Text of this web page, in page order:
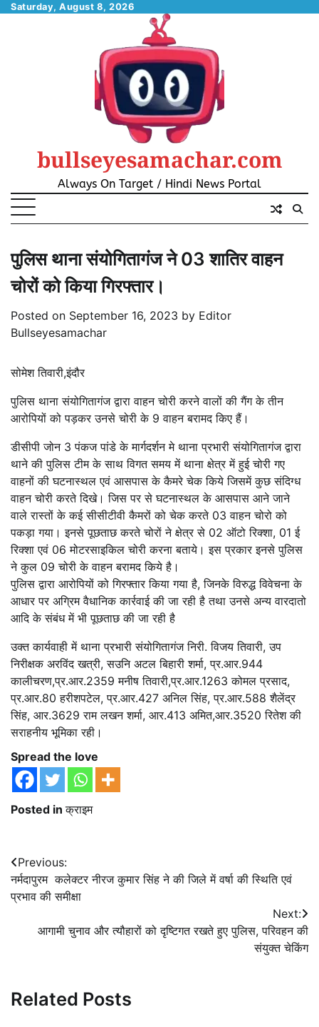
SkipSaturday, August 8, 2026
bullseyesamachar.com
Always On Target / Hindi News Portal
पुलिस थाना संयोगितागंज ने 03 शातिर वाहन
चोरों को किया गिरफ्तार।
Posted on September 16, 2023 by Editor
Bullseyesamachar
सोमेश तिवारी,इंदौर
पुलिस थाना संयोगितागंज द्वारा वाहन चोरी करने वालों की गैंग के तीन
आरोपियों को पड़कर उनसे चोरी के 9 वाहन बरामद किए हैं।
डीसीपी जोन 3 पंकज पांडे के मार्गदर्शन मे थाना प्रभारी संयोगितागंज द्वारा
थाने की पुलिस टीम के साथ विगत समय में थाना क्षेत्र में हुई चोरी गए
वाहनों की घटनास्थल एवं आसपास के कैमरे चेक किये जिसमें कुछ संदिग्ध
वाहन चोरी करते दिखे। जिस पर से घटनास्थल के आसपास आने जाने
वाले रास्तों के कई सीसीटीवी कैमरों को चेक करते 03 वाहन चोरो को
पकड़ा गया। इनसे पूछताछ करते चोरों ने क्षेत्र से 02 ऑटो रिक्शा, 01 ई
रिक्शा एवं 06 मोटरसाइकिल चोरी करना बताये। इस प्रकार इनसे पुलिस
ने कुल 09 चोरी के वाहन बरामद किये है।
पुलिस द्वारा आरोपियों को गिरफ्तार किया गया है, जिनके विरुद्ध विवेचना के
आधार पर अग्रिम वैधानिक कार्रवाई की जा रही है तथा उनसे अन्य वारदातो
आदि के संबंध में भी पूछताछ की जा रही है
उक्त कार्यवाही में थाना प्रभारी संयोगितागंज निरी. विजय तिवारी, उप
निरीक्षक अरविंद खत्री, सउनि अटल बिहारी शर्मा, प्र.आर.944
कालीचरण,प्र.आर.2359 मनीष तिवारी,प्र.आर.1263 कोमल प्रसाद,
प्र.आर.80 हरीशपटेल, प्र.आर.427 अनिल सिंह, प्र.आर.588 शैलेंद्र
सिंह, आर.3629 राम लखन शर्मा, आर.413 अमित,आर.3520 रितेश की
सराहनीय भूमिका रही।
Spread the love
Posted inक्राइम
Post
navigation
Previous:
नर्मदापुरम कलेक्टर नीरज कुमार सिंह ने की जिले में वर्षा की स्थिति एवं
प्रभाव की समीक्षा
Next:
आगामी चुनाव और त्यौहारों को दृष्टिगत रखते हुए पुलिस, परिवहन की
संयुक्त चेकिंग
Related Posts